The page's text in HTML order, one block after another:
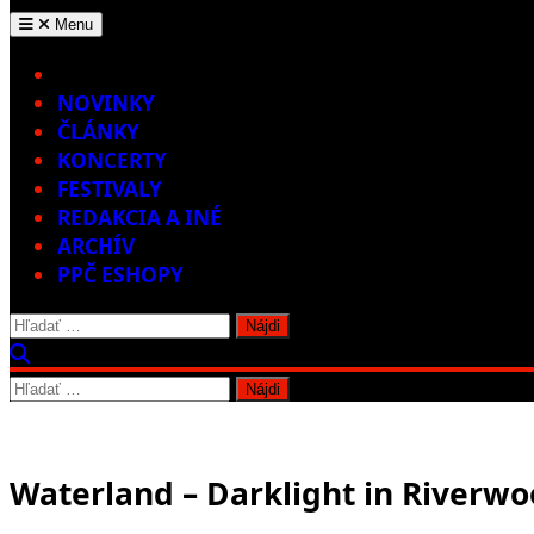
Menu
NOVINKY
ČLÁNKY
KONCERTY
FESTIVALY
REDAKCIA A INÉ
ARCHÍV
PPČ ESHOPY
Hľadať:
Hľadať:
Waterland – Darklight in